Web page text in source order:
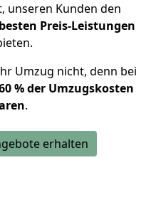
unseren Kunden den
besten Preis-Leistungen
Umzug nicht, denn bei
% der Umzugskosten
.
erhalten